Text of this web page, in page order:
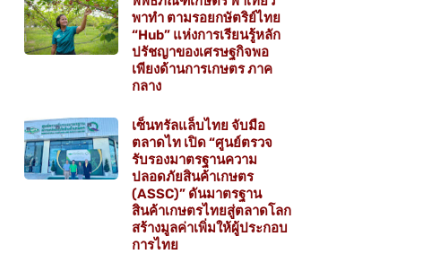
พาทำ ตามรอยกษัตริย์ไทย
“Hub” แห่งการเรียนรู้หลัก
ปรัชญาของเศรษฐกิจพอ
เพียงด้านการเกษตร ภาค
กลาง
เซ็นทรัลแล็บไทย จับมือ
ตลาดไท เปิด “ศูนย์ตรวจ
รับรองมาตรฐานความ
ปลอดภัยสินค้าเกษตร
(ASSC)” ดันมาตรฐาน
สินค้าเกษตรไทยสู่ตลาดโลก
สร้างมูลค่าเพิ่มให้ผู้ประกอบ
การไทย